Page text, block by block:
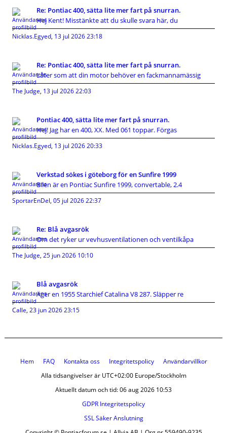
Re: Pontiac 400, sätta lite mer fart på snurran.
Hej Kent! Misstänkte att du skulle svara här, du
Nicklas.Egyed, 13 jul 2026 23:18
Re: Pontiac 400, sätta lite mer fart på snurran.
Låter som att din motor behöver en fackmannamässig
The Judge, 13 jul 2026 22:03
Pontiac 400, sätta lite mer fart på snurran.
Hej! Jag har en 400, XX. Med 061 toppar. Förgas
Nicklas.Egyed, 13 jul 2026 20:33
Verkstad sökes i göteborg för en Sunfire 1999
Bilen är en Pontiac Sunfire 1999, convertable, 2.4
SportarEnDel, 05 jul 2026 22:37
Re: Blå avgasrök
Om det ryker ur vevhusventilationen och ventilkåpa
The Judge, 25 jun 2026 10:10
Blå avgasrök
Äger en 1955 Starchief Catalina V8 287. Släpper re
Calle, 23 jun 2026 23:15
Hem FAQ Kontakta oss Integritetspolicy
Användarvillkor
Alla tidsangivelser är UTC+02:00 Europe/Stockholm
Aktuellt datum och tid: 06 aug 2026 10:53
GDPR Integritetspolicy
SSL Säker Anslutning